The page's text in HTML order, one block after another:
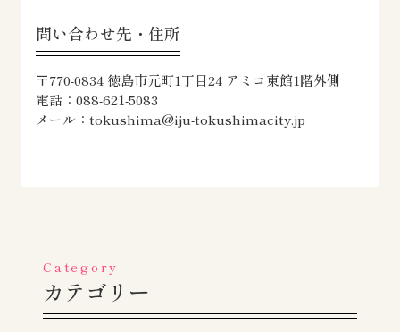
問い合わせ先・住所
〒770-0834 徳島市元町1丁目24 アミコ東館1階外側
電話：088-621-5083
メール：tokushima@iju-tokushimacity.jp
Category
カテゴリー